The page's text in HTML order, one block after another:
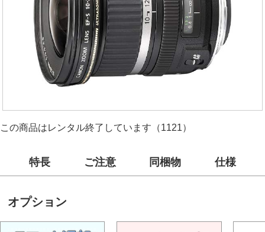
この商品はレンタル終了しています（1121）
特長 ご注意 同梱物 仕様
オプション